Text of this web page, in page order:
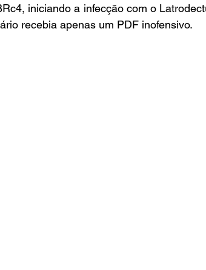
iniciando a infecção com o
recebia apenas um PDF inofensivo.